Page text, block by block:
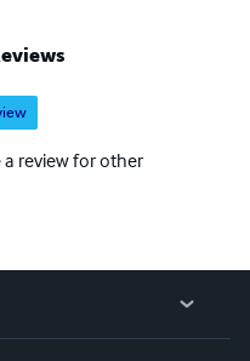
a review for other